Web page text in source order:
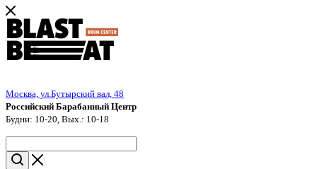
Москва, ул.Бутырский вал, 48
Российский Барабанный Центр
Будни: 10-20, Вых.: 10-18